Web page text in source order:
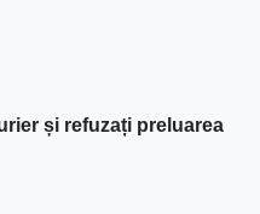
și refuzați preluarea